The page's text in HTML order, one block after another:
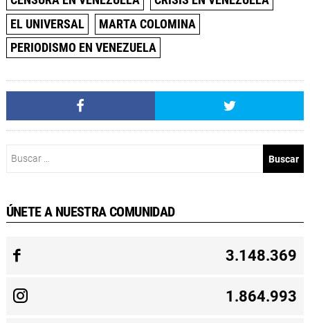
EL UNIVERSAL
MARTA COLOMINA
PERIODISMO EN VENEZUELA
ÚNETE A NUESTRA COMUNIDAD
3.148.369
1.864.993